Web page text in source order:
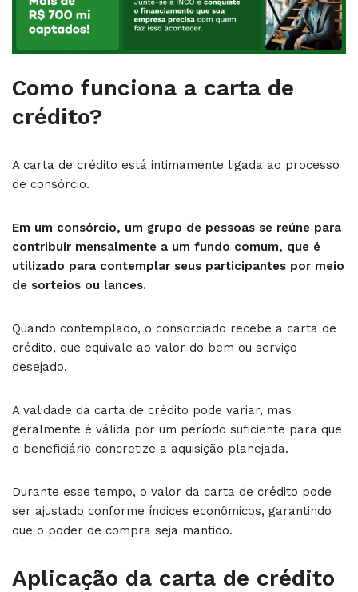
Como funciona a carta de
crédito?
A carta de crédito está intimamente ligada ao processo
de consórcio.
Em um consórcio, um grupo de pessoas se reúne para
contribuir mensalmente a um fundo comum, que é
utilizado para contemplar seus participantes por meio
de sorteios ou lances.
Quando contemplado, o consorciado recebe a carta de
crédito, que equivale ao valor do bem ou serviço
desejado.
A validade da carta de crédito pode variar, mas
geralmente é válida por um período suficiente para que
o beneficiário concretize a aquisição planejada.
Durante esse tempo, o valor da carta de crédito pode
ser ajustado conforme índices econômicos, garantindo
que o poder de compra seja mantido.
Aplicação da carta de crédito